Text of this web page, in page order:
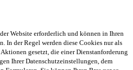
Website erforderlich und können in Ihren
In der Regel werden diese Cookies nur als
gesetzt, die einer Dienstanforderung
Ihrer Datenschutzeinstellungen, dem